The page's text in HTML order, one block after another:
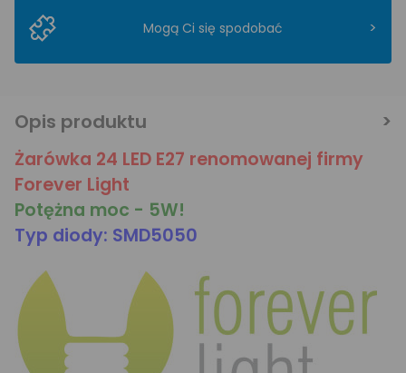
Mogą Ci się spodobać >
Opis produktu
Żarówka 24 LED E27 renomowanej firmy
Forever Light
Potężna moc - 5W!
Typ diody: SMD5050